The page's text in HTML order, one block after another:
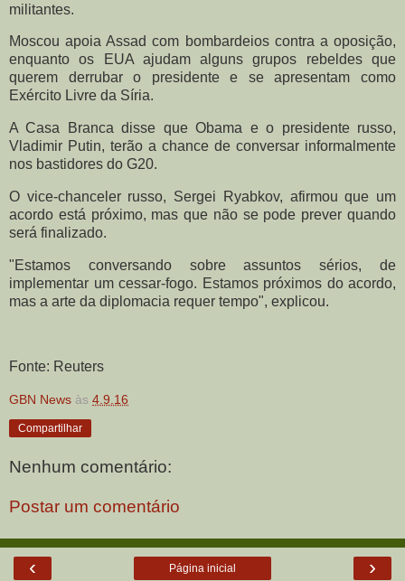
militantes.
Moscou apoia Assad com bombardeios contra a oposição,
enquanto os EUA ajudam alguns grupos rebeldes que
querem derrubar o presidente e se apresentam como
Exército Livre da Síria.
A Casa Branca disse que Obama e o presidente russo,
Vladimir Putin, terão a chance de conversar informalmente
nos bastidores do G20.
O vice-chanceler russo, Sergei Ryabkov, afirmou que um
acordo está próximo, mas que não se pode prever quando
será finalizado.
"Estamos conversando sobre assuntos sérios, de
implementar um cessar-fogo. Estamos próximos do acordo,
mas a arte da diplomacia requer tempo", explicou.
Fonte: Reuters
GBN News às 4.9.16
Compartilhar
Nenhum comentário:
Postar um comentário
‹ ›
Página inicial